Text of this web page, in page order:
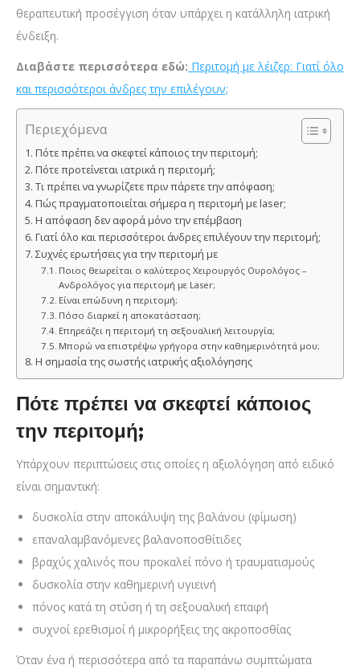
θεραπευτική προσέγγιση όταν υπάρχει η κατάλληλη ιατρική
ένδειξη.
Διαβάστε περισσότερα εδώ: Περιτομή με λέιζερ: Γιατί όλο
και περισσότεροι άνδρες την επιλέγουν;
Περιεχόμενα
Πότε πρέπει να σκεφτεί κάποιος την περιτομή;
Πότε προτείνεται ιατρικά η περιτομή;
Τι πρέπει να γνωρίζετε πριν πάρετε την απόφαση;
Πώς πραγματοποιείται σήμερα η περιτομή με laser;
Η απόφαση δεν αφορά μόνο την επέμβαση
Γιατί όλο και περισσότεροι άνδρες επιλέγουν την περιτομή;
Συχνές ερωτήσεις για την περιτομή με
Ποιος θεωρείται ο καλύτερος Χειρουργός Ουρολόγος –
Ανδρολόγος για περιτομή με Laser;
Είναι επώδυνη η περιτομή;
Πόσο διαρκεί η αποκατάσταση;
Επηρεάζει η περιτομή τη σεξουαλική λειτουργία;
Μπορώ να επιστρέψω γρήγορα στην καθημερινότητά μου;
Η σημασία της σωστής ιατρικής αξιολόγησης
Πότε πρέπει να σκεφτεί κάποιος
την περιτομή;
Υπάρχουν περιπτώσεις στις οποίες η αξιολόγηση από ειδικό
είναι σημαντική:
δυσκολία στην αποκάλυψη της βαλάνου (φίμωση)
επαναλαμβανόμενες βαλανοποσθίτιδες
βραχύς χαλινός που προκαλεί πόνο ή τραυματισμούς
δυσκολία στην καθημερινή υγιεινή
πόνος κατά τη στύση ή τη σεξουαλική επαφή
συχνοί ερεθισμοί ή μικρορήξεις της ακροποσθίας
Όταν ένα ή περισσότερα από τα παραπάνω συμπτώματα